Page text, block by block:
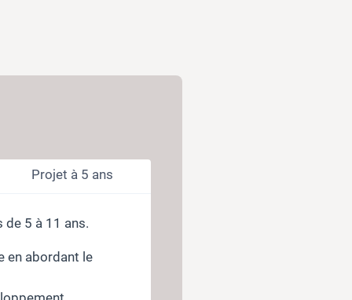
Projet à 5 ans
5 à 11 ans.
en abordant le